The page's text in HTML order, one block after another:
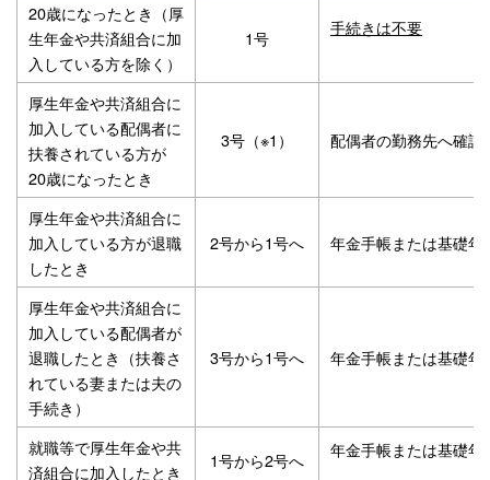
20歳になったとき（厚
生年金や共済組合に加
入している方を除く）
1号 手続きは不要
厚生年金や共済組合に
加入している配偶者に
扶養されている方が
20歳になったとき
3号（※1） 配偶者の勤務先へ確認
厚生年金や共済組合に
加入している方が退職
したとき
2号から1号へ 年金手帳または基礎
厚生年金や共済組合に
加入している配偶者が
退職したとき（扶養さ
れている妻または夫の
手続き）
3号から1号へ 年金手帳または基礎
就職等で厚生年金や共
済組合に加入したとき
1号から2号へ 年金手帳または基礎